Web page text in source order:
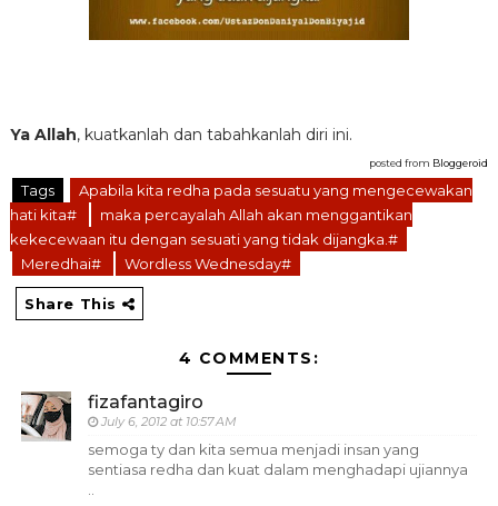
Ya Allah, kuatkanlah dan tabahkanlah diri ini.
posted from Bloggeroid
Tags
Apabila kita redha pada sesuatu yang mengecewakan
hati kita#
maka percayalah Allah akan menggantikan
kekecewaan itu dengan sesuati yang tidak dijangka.#
Meredhai#
Wordless Wednesday#
Share This
4 COMMENTS:
fizafantagiro
July 6, 2012 at 10:57 AM
semoga ty dan kita semua menjadi insan yang
sentiasa redha dan kuat dalam menghadapi ujiannya